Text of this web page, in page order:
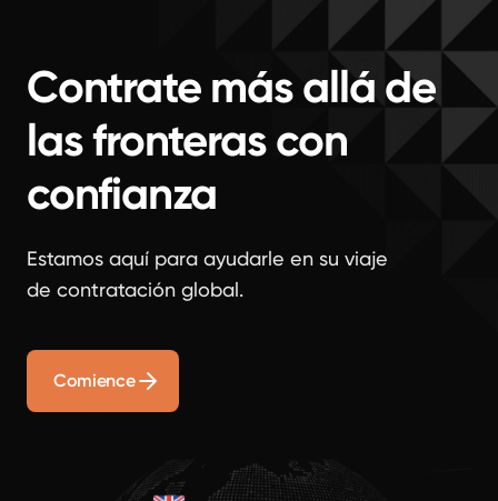
Contrate más allá de
las fronteras con
confianza
Estamos aquí para ayudarle en su viaje
de contratación global.
Comience